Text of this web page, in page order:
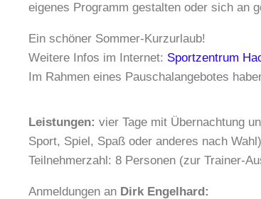
eigenes Programm gestalten oder sich an
Ein schöner Sommer-Kurzurlaub!
Weitere Infos im Internet: Sportzentrum
Im Rahmen eines Pauschalangebotes
Leistungen: vier Tage mit Übernachtung
Sport, Spiel, Spaß oder anderes nach
Teilnehmerzahl: 8 Personen (zur Trainer-
Anmeldungen an Dirk Engelhard: